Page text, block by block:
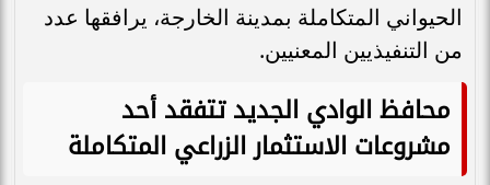
الحيواني المتكاملة بمدينة الخارجة، يرافقها عدد
من التنفيذيين المعنيين.
محافظ الوادي الجديد تتفقد أحد
مشروعات الاستثمار الزراعي المتكاملة